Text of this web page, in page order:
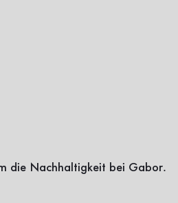
die Nachhaltigkeit bei Gabor.